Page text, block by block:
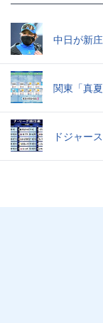
中日が新
関東「真
ドジャー